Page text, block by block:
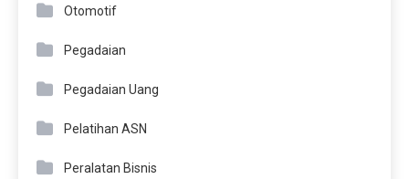
Otomotif
Pegadaian
Pegadaian Uang
Pelatihan ASN
Peralatan Bisnis